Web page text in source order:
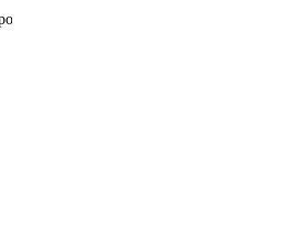
sme boli spokojni, strava a hotel